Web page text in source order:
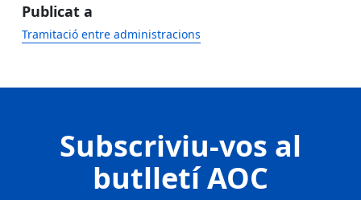
Publicat a
Tramitació entre administracions
Subscriviu-vos al
butlletí AOC